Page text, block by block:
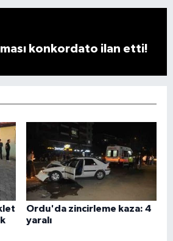
konkordato ilan etti!
Ordu'da zincirleme kaza: 4
yaralı